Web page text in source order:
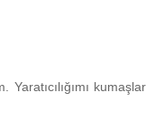
kumaşlar